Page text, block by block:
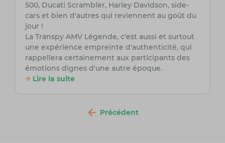
500, Ducati Scrambler, Harley Davidson, side-
cars et bien d'autres qui reviennent au goût du
jour !
La Transpy AMV Légende, c'est aussi et surtout
une expérience empreinte d'authenticité, qui
rappellera certainement aux participants des
émotions dignes d'une autre époque.
Lire la suite
Précédent